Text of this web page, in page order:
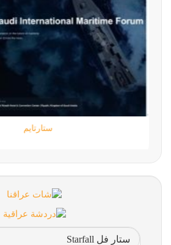
ستارتايم
ستار فل Starfall